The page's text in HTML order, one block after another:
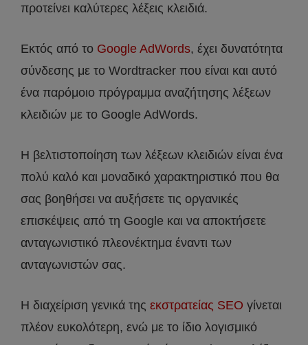
προτείνει καλύτερες λέξεις κλειδιά.
Εκτός από το Google AdWords, έχει δυνατότητα
σύνδεσης με το Wordtracker που είναι και αυτό
ένα παρόμοιο πρόγραμμα αναζήτησης λέξεων
κλειδιών με το Google AdWords.
Η βελτιστοποίηση των λέξεων κλειδιών είναι ένα
πολύ καλό και μοναδικό χαρακτηριστικό που θα
σας βοηθήσει να αυξήσετε τις οργανικές
επισκέψεις από τη Google και να αποκτήσετε
ανταγωνιστικό πλεονέκτημα έναντι των
ανταγωνιστών σας.
Η διαχείριση γενικά της εκστρατείας SEO γίνεται
πλέον ευκολότερη, ενώ με το ίδιο λογισμικό